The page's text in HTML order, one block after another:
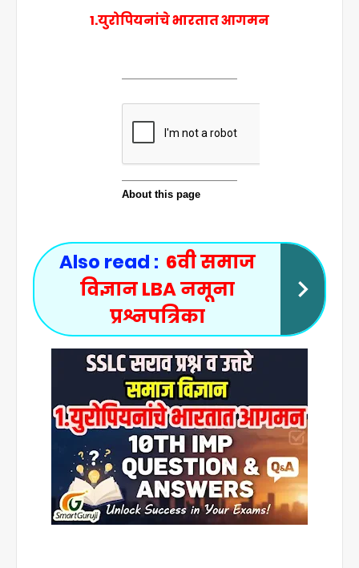
1.युरोपियनांचे भारतात आगमन
Also read : 6वी समाज
विज्ञान LBA नमूना
प्रश्नपत्रिका